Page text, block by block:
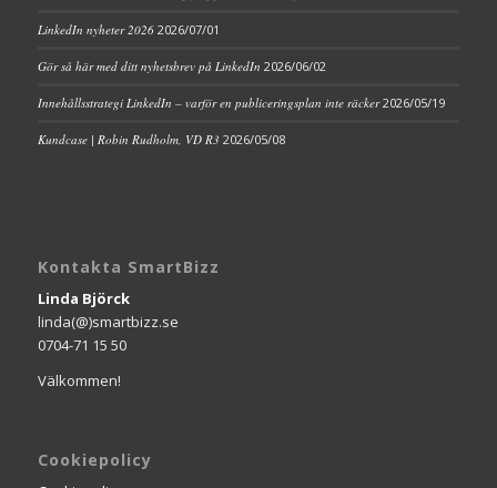
LinkedIn nyheter 2026 2026/07/01
Gör så här med ditt nyhetsbrev på LinkedIn 2026/06/02
Innehållsstrategi LinkedIn – varför en publiceringsplan inte räcker 2026/05/19
Kundcase | Robin Rudholm, VD R3 2026/05/08
Kontakta SmartBizz
Linda Björck
linda(@)smartbizz.se
0704-71 15 50
Välkommen!
Cookiepolicy